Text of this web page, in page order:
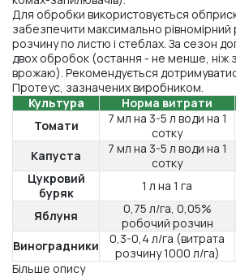
Для обробки використовується
забезпечити максимально
розчину по листю і стеблах. За сезон
двох обробок (остання - не менше, ніж
врожаю). Рекомендується
Протеус, зазначених виробником.
Культура
Норма витрати
Томати
7 мл на 3-5 л води на 1
сотку
Капуста
7 мл на 3-5 л води на 1
сотку
Цукровий
буряк
1 л на 1 га
Яблуня
0,75 л/га, 0,05%
робочий розчин
Виноградники
0,3-0,4 л/га (витрата
розчину 1000 л/га)
Більше опису